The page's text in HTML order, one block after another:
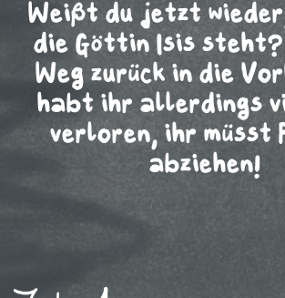
Weißt du jetzt
die Göttin Isis steht?
Weg zurück in die
habt ihr allerdings
verloren, ihr müsst
abziehen!